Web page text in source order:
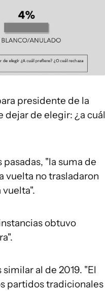
presidente de la
dejar de elegir: ¿a cuál
"la suma de
vuelta no trasladaron
obtuvo
al de 2019. "El
partidos tradicionales